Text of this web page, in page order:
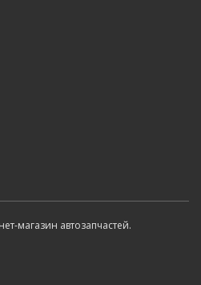
магазин автозапчастей.